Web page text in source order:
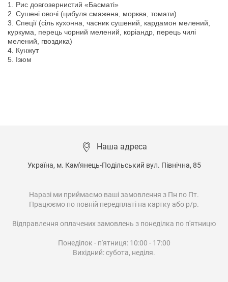
1.
Рис довгозернистий «Басматі»
2. Сушені овочі (цибуля смажена морква томати)
3. Спеції (сіль кухонна часник сушений кардамон мелений
куркума
перець чорний мелений коріандр перець чилі
мелений
гвоздика)
4. Кунжут
5. Ізюм
Наша адреса
Україна, м. Кам'янець-Подільський вул. Північна, 85
Наразі ми приймаємо ваші замовлення з Пн по Пт.
Працюємо по повній передплаті на картку або р/р.
Відправлення оплачених замовлень з понеділка по п'ятницю
Понеділок - п'ятниця: 10:00 - 17:00
Вихідний: субота, неділя.